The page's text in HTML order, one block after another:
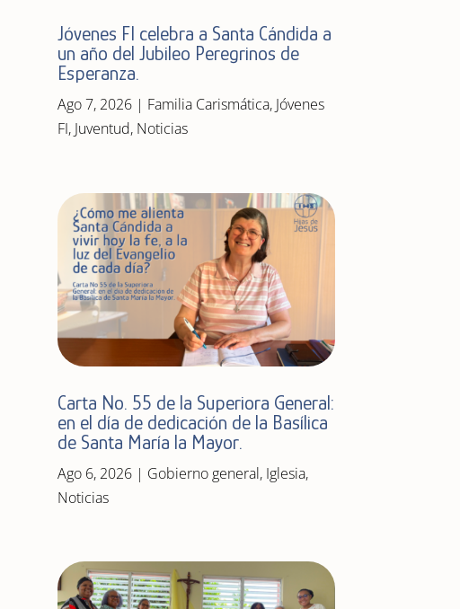
Jóvenes FI celebra a Santa Cándida a
un año del Jubileo Peregrinos de
Esperanza.
Ago 7, 2026| Familia Carismática, Jóvenes
FI, Juventud, Noticias
Carta No. 55 de la Superiora General:
en el día de dedicación de la Basílica
de Santa María la Mayor.
Ago 6, 2026| Gobierno general, Iglesia,
Noticias